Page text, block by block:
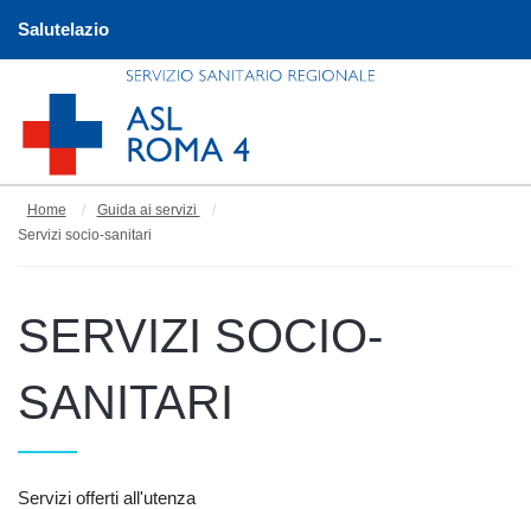
Salutelazio
Home
Guida ai servizi
Servizi socio-sanitari
SERVIZI SOCIO-
SANITARI
Servizi offerti all'utenza